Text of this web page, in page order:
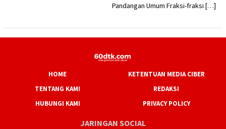
Pandangan Umum Fraksi-fraksi […]
HOME
KETENTUAN MEDIA CIBER
TENTANG KAMI
REDAKSI
HUBUNGI KAMI
PRIVACY POLICY
JARINGAN SOCIAL